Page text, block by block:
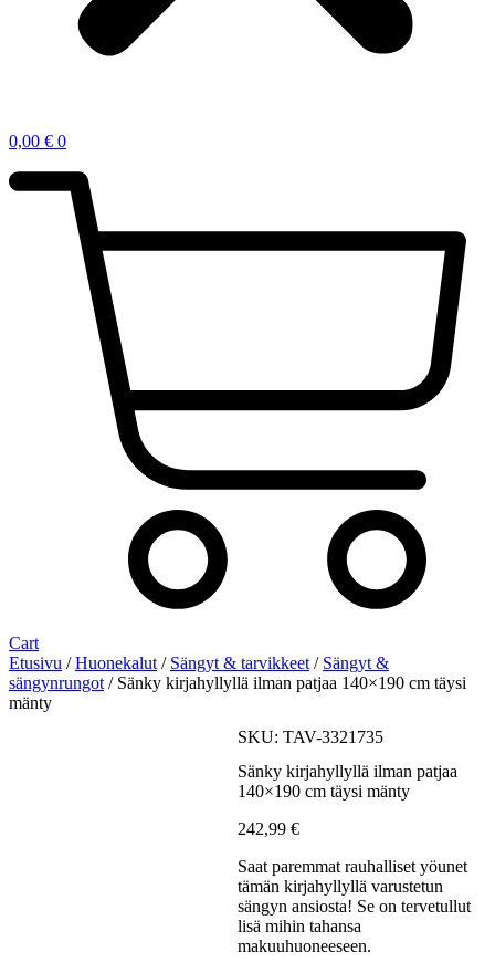
0,00 € 0
Cart
Etusivu /Huonekalut / Sängyt & tarvikkeet / Sängyt &
sängynrungot / Sänky kirjahyllyllä ilman patjaa 140×190 cm täysi
mänty
SKU: TAV-3321735
Sänky kirjahyllyllä ilman patjaa
140×190 cm täysi mänty
242,99€
Saat paremmat rauhalliset yöunet
tämän kirjahyllyllä varustetun
sängyn ansiosta! Se on tervetullut
lisä mihin tahansa
makuuhuoneeseen.